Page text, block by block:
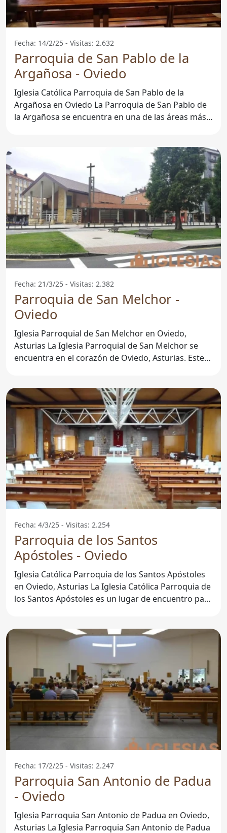
Fecha: 14/2/25 - Visitas: 2.632
Parroquia de San Pablo de la
Argañosa - Oviedo
Iglesia Católica Parroquia de San Pablo de la
Argañosa en Oviedo La Parroquia de San Pablo de
la Argañosa se encuentra en una de las áreas más
Fecha: 21/3/25 - Visitas: 2.382
Parroquia de San Melchor -
Oviedo
Iglesia Parroquial de San Melchor en Oviedo,
Asturias La Iglesia Parroquial de San Melchor se
encuentra en el corazón de Oviedo, Asturias. Este
Fecha: 4/3/25 - Visitas: 2.254
Parroquia de los Santos
Apóstoles - Oviedo
Iglesia Católica Parroquia de los Santos Apóstoles
en Oviedo, Asturias La Iglesia Católica Parroquia de
los Santos Apóstoles es un lugar de encuentro para
Fecha: 17/2/25 - Visitas: 2.247
Parroquia San Antonio de Padua
- Oviedo
Iglesia Parroquia San Antonio de Padua en Oviedo,
Asturias La Iglesia Parroquia San Antonio de Padua